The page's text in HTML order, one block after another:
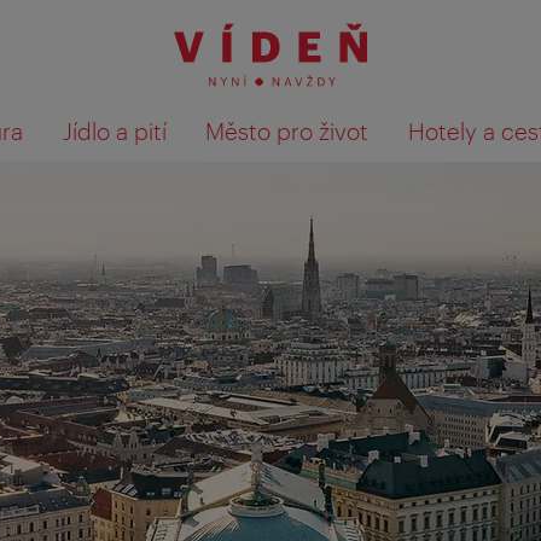
Jídlo a pití Město pro život Hotely a